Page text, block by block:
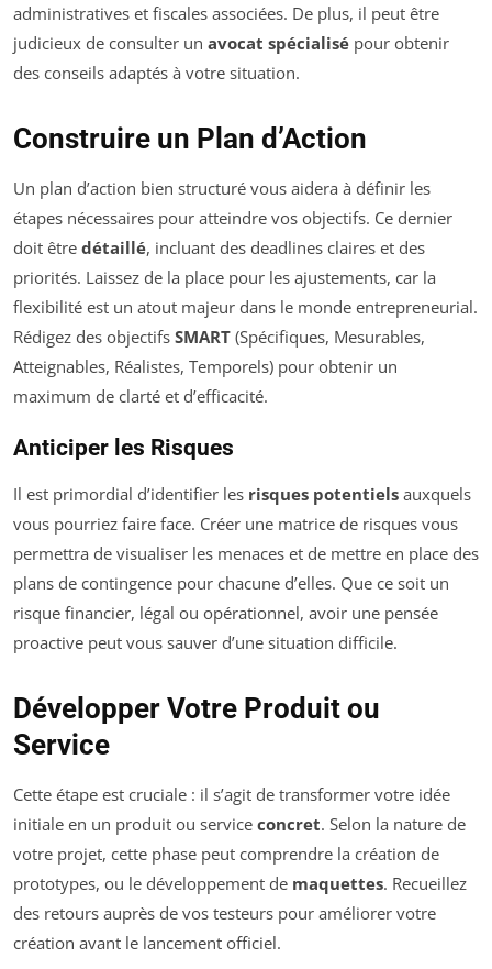
administratives et fiscales associées. De plus, il peut être
judicieux de consulter un avocat spécialisé pour obtenir
des conseils adaptés à votre situation.
Construire un Plan d’Action
Un plan d’action bien structuré vous aidera à définir les
étapes nécessaires pour atteindre vos objectifs. Ce dernier
doit être détaillé, incluant des deadlines claires et des
priorités. Laissez de la place pour les ajustements, car la
flexibilité est un atout majeur dans le monde entrepreneurial.
Rédigez des objectifs SMART (Spécifiques, Mesurables,
Atteignables, Réalistes, Temporels) pour obtenir un
maximum de clarté et d’efficacité.
Anticiper les Risques
Il est primordial d’identifier les risques potentiels auxquels
vous pourriez faire face. Créer une matrice de risques vous
permettra de visualiser les menaces et de mettre en place des
plans de contingence pour chacune d’elles. Que ce soit un
risque financier, légal ou opérationnel, avoir une pensée
proactive peut vous sauver d’une situation difficile.
Développer Votre Produit ou
Service
Cette étape est cruciale : il s’agit de transformer votre idée
initiale en un produit ou service concret. Selon la nature de
votre projet, cette phase peut comprendre la création de
prototypes, ou le développement de maquettes. Recueillez
des retours auprès de vos testeurs pour améliorer votre
création avant le lancement officiel.